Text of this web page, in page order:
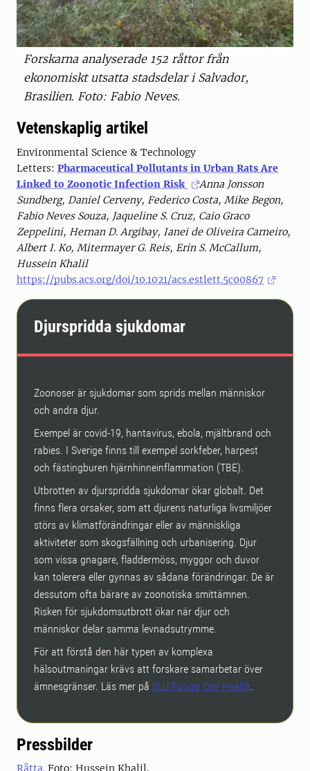
Forskarna analyserade 152 råttor från
ekonomiskt utsatta stadsdelar i Salvador,
Brasilien. Foto: Fabio Neves.
Vetenskaplig artikel
Environmental Science & Technology
Letters: Pharmaceutical Pollutants in Urban Rats Are
Linked to Zoonotic Infection Risk
Anna Jonsson
Sundberg, Daniel Cerveny, Federico Costa, Mike Begon,
Fabio Neves Souza, Jaqueline S. Cruz, Caio Graco
Zeppelini, Hernan D. Argibay, Ianei de Oliveira Carneiro,
Albert I. Ko, Mitermayer G. Reis, Erin S. McCallum,
Hussein Khalil
https://pubs.acs.org/doi/10.1021/acs.estlett.5c00867
Djurspridda sjukdomar
Zoonoser är sjukdomar som sprids mellan människor
och andra djur.
Exempel är covid-19, hantavirus, ebola, mjältbrand och
rabies. I Sverige finns till exempel sorkfeber, harpest
och fästingburen hjärnhinneinflammation (TBE).
Utbrotten av djurspridda sjukdomar ökar globalt. Det
finns flera orsaker, som att djurens naturliga livsmiljöer
störs av klimatförändringar eller av människliga
aktiviteter som skogsfällning och urbanisering. Djur
som vissa gnagare, fladdermöss, myggor och duvor
kan tolerera eller gynnas av sådana förändringar. De är
dessutom ofta bärare av zoonotiska smittämnen.
Risken för sjukdomsutbrott ökar när djur och
människor delar samma levnadsutrymme.
För att förstå den här typen av komplexa
hälsoutmaningar krävs att forskare samarbetar över
ämnesgränser. Läs mer på SLU Future One Health.
Pressbilder
Råtta. Foto: Hussein Khalil.